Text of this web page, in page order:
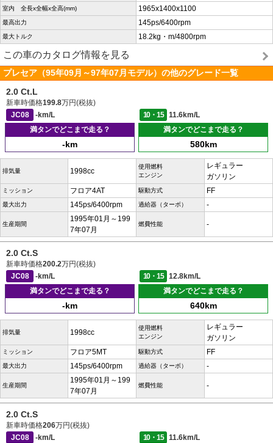
室内 全長x全幅x全高(mm) 1965x1400x1100
最高出力 145ps/6400rpm
最大トルク 18.2kg・m/4800rpm
この車のカタログ情報を見る
プレセア（95年09月～97年07月モデル）の他のグレード一覧
2.0 Ct.L
新車時価格199.8万円(税抜)
JC08
-km/L 10・15
11.6km/L
満タンでどこまで走る？
-km
満タンでどこまで走る？
580km
排気量 1998cc
使用燃料
エンジン
レギュラー
ガソリン
ミッション フロア4AT 駆動方式 FF
最大出力 145ps/6400rpm 過給器（ターボ） -
生産期間
1995年01月～199
7年07月
燃費性能 -
2.0 Ct.S
新車時価格200.2万円(税抜)
JC08
-km/L 10・15
12.8km/L
満タンでどこまで走る？
-km
満タンでどこまで走る？
640km
排気量 1998cc
使用燃料
エンジン
レギュラー
ガソリン
ミッション フロア5MT 駆動方式 FF
最大出力 145ps/6400rpm 過給器（ターボ） -
生産期間
1995年01月～199
7年07月
燃費性能 -
2.0 Ct.S
新車時価格206万円(税抜)
JC08
-km/L 10・15
11.6km/L